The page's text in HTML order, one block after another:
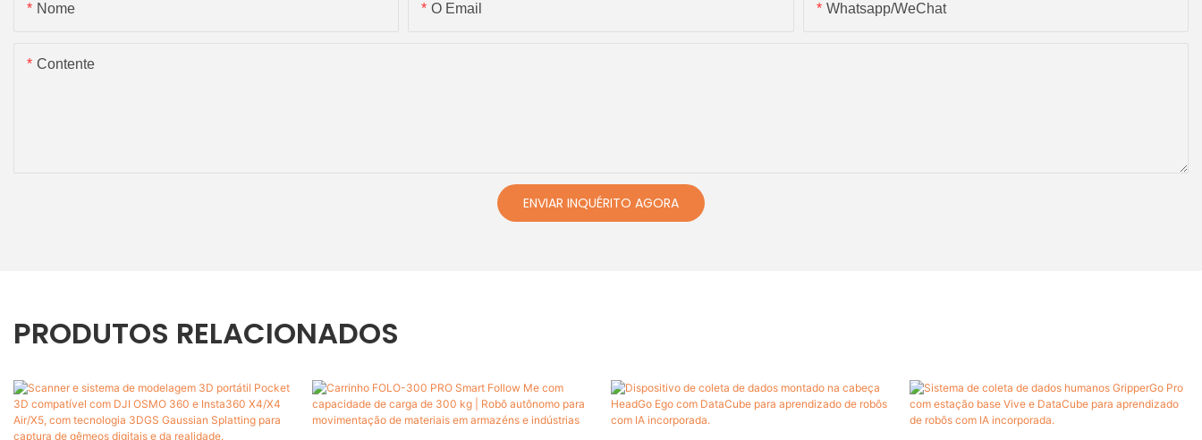
Nome O Email Whatsapp/WeChat
Contente
ENVIAR INQUÉRITO AGORA
PRODUTOS RELACIONADOS